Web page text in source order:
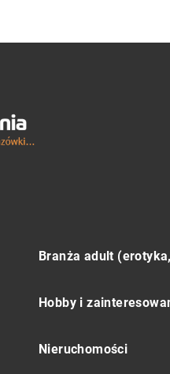
Branża adult
Hobby i
Nieruchomości